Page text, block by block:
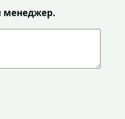
менеджер.